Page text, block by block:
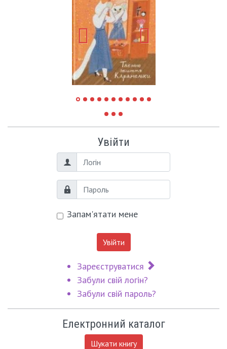
Увійти
Логін
Пароль
Запам'ятати мене
Увійти
Зареєструватися
Забули свій логін?
Забули свій пароль?
Електронний каталог
Шукати книгу